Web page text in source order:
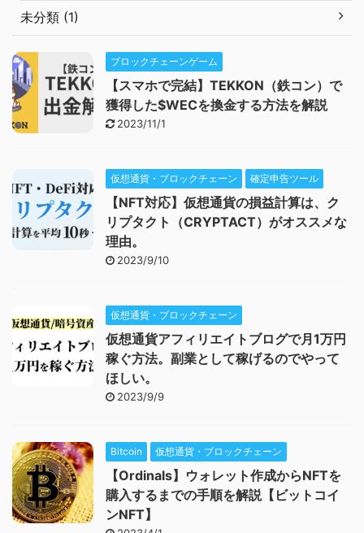
未分類 (1)
ブロックチェーンゲーム
【スマホで完結】TEKKON（鉄コン）で
獲得した$WECを換金する方法を解説
2023/11/1
仮想通貨・ブロックチェーン 確定申告ツール
【NFT対応】仮想通貨の損益計算は、ク
リプタクト（CRYPTACT）がオススメな
理由。
2023/9/10
仮想通貨・ブロックチェーン
仮想通貨アフィリエイトブログで月1万円
稼ぐ方法。副業として稼げるのでやって
ほしい。
2023/9/9
Bitcoin 仮想通貨・ブロックチェーン
【Ordinals】ウォレット作成からNFTを
購入するまでの手順を解説【ビットコイ
ンNFT】